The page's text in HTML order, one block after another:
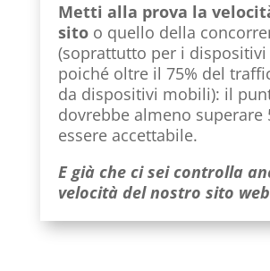
Metti alla prova la
sitoo quello della
(soprattutto per i
poiché oltre il 75% del
da dispositivi mobili): il
dovrebbe almeno superare
essere accettabile.
E già che ci sei controlla
velocità del nostro sito